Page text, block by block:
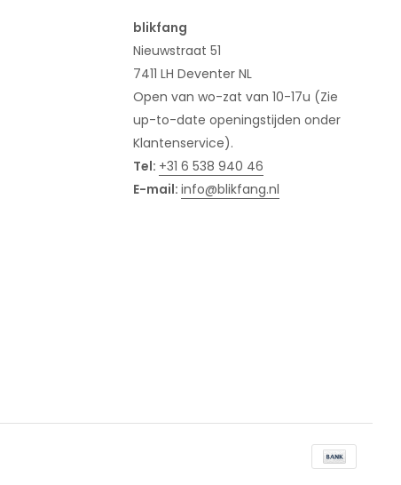
blikfang
Nieuwstraat 51
7411 LH Deventer NL
Open van wo-zat van 10-17u (Zie
up-to-date openingstijden onder
Klantenservice).
Tel: +31 6 538 940 46
E-mail: info@blikfang.nl